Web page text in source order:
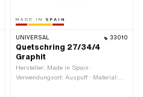
UNIVERSAL 33010
Quetschring 27/34/4
Graphit
Hersteller: Made in Spain ·
Verwendungsort: Auspuff · Material: